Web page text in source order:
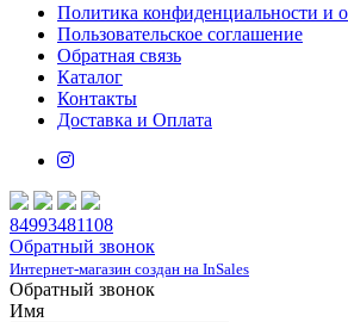
Политика конфиденциальности и
Пользовательское соглашение
Обратная связь
Каталог
Контакты
Доставка и Оплата
84993481108
Обратный звонок
Интернет-магазин создан на InSales
Обратный звонок
Имя